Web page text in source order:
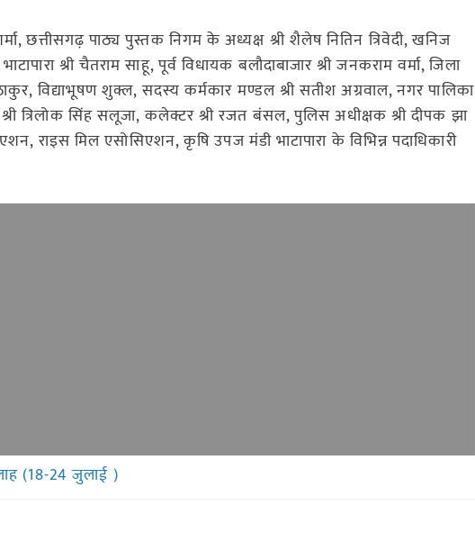
छत्तीसगढ़ पाठ्य पुस्तक निगम के अध्यक्ष श्री शैलेष नितिन त्रिवेदी, खनिज
श्री चैतराम साहू, पूर्व विधायक बलौदाबाजार श्री जनकराम वर्मा, जिला
ठाकुर, विद्याभूषण शुक्ल, सदस्य कर्मकार मण्डल श्री सतीश अग्रवाल, नगर पालिका
श्री त्रिलोक सिंह सलूजा, कलेक्टर श्री रजत बंसल, पुलिस अधीक्षक श्री दीपक झा
राइस मिल एसोसिएशन, कृषि उपज मंडी भाटापारा के विभिन्न पदाधिकारी
(18-24 जुलाई )